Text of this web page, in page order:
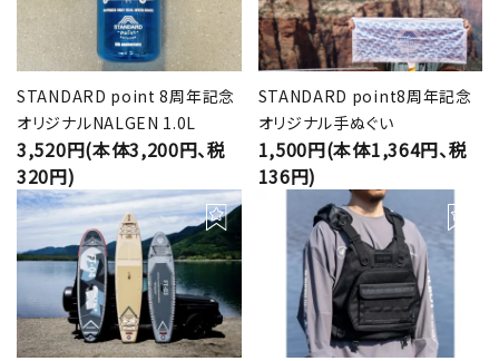
STANDARD point 8周年記念
オリジナルNALGEN 1.0L
3,520円(本体3,200円、税
320円)
STANDARD point8周年記念
オリジナル手ぬぐい
1,500円(本体1,364円、税
136円)